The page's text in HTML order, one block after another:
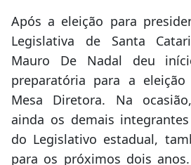
Após a eleição para
Legislativa de Santa
Mauro De Nadal deu
preparatória para a
Mesa Diretora. Na
ainda os demais
do Legislativo estadual,
para os próximos dois